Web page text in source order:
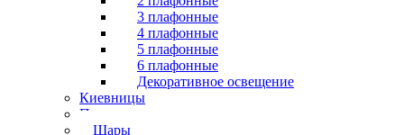
3 плафонные
4 плафонные
5 плафонные
6 плафонные
Декоративное освещение
Киевницы
Полочки
Шары